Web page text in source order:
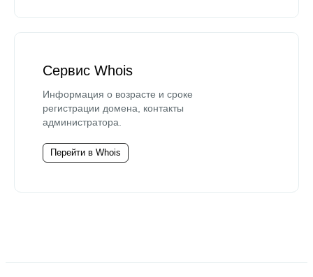
Сервис Whois
Информация о возрасте и сроке
регистрации домена, контакты
администратора.
Перейти в Whois